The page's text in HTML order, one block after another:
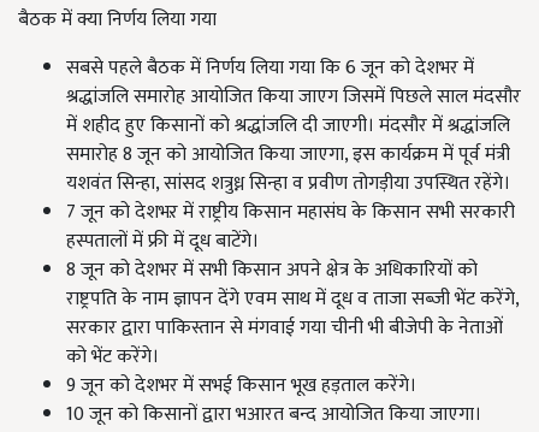
बैठक में क्या निर्णय लिया गया
सबसे पहले बैठक में निर्णय लिया गया कि 6 जून को देशभर में
श्रद्धांजलि समारोह आयोजित किया जाएग जिसमें पिछले साल मंदसौर
में शहीद हुए किसानों को श्रद्धांजलि दी जाएगी। मंदसौर में श्रद्धांजलि
समारोह 8 जून को आयोजित किया जाएगा, इस कार्यक्रम में पूर्व मंत्री
यशवंत सिन्हा, सांसद शत्रुध्न सिन्हा व प्रवीण तोगड़ीया उपस्थित रहेंगे।
7 जून को देशभऱ में राष्ट्रीय किसान महासंघ के किसान सभी सरकारी
हस्पतालों में फ्री में दूध बाटेंगे।
8 जून को देशभर में सभी किसान अपने क्षेत्र के अधिकारियों को
राष्ट्रपति के नाम ज्ञापन देंगे एवम साथ में दूध व ताजा सब्जी भेंट करेंगे,
सरकार द्वारा पाकिस्तान से मंगवाई गया चीनी भी बीजेपी के नेताओं
को भेंट करेंगे।
9 जून को देशभर में सभई किसान भूख हड़ताल करेंगे।
10 जून को किसानों द्वारा भआरत बन्द आयोजित किया जाएगा।